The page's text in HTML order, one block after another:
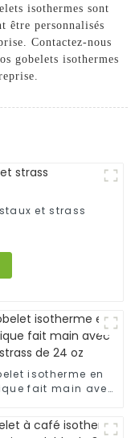
isothermes sont
être personnalisés
Contactez-nous
gobelets isothermes
et strass
isotherme en
fait main avec